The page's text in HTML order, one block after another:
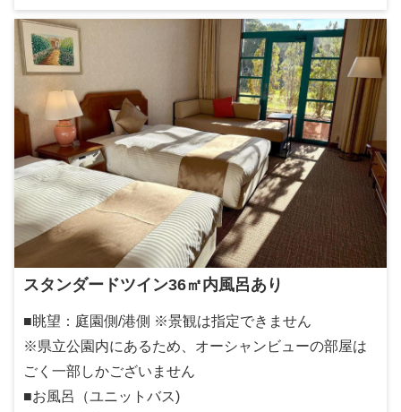
スタンダードツイン36㎡内風呂あり
■眺望：庭園側/港側 ※景観は指定できません
※県立公園内にあるため、オーシャンビューの部屋は
ごく一部しかございません
■お風呂（ユニットバス)